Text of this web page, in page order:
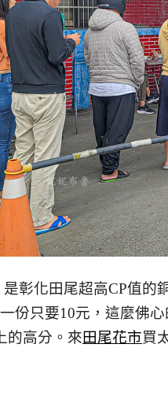
是彰化田尾超高CP值的
份只要10元，這麼佛
的高分。來田尾花市買